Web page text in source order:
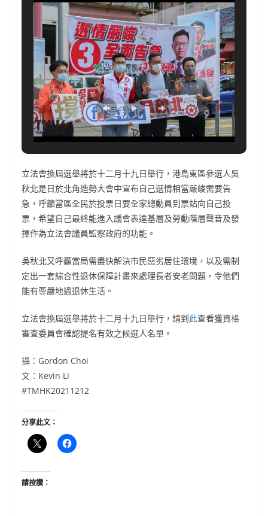
立法會換屆選舉將於十二月十九日舉行，港島東區參選人吳
秋北是日於北角造勢大會中宣布自己選情相當嚴峻需要告
急，呼籲當區全民於投票日要全家總動員到票站向自己投
票，希望自己最終能進入議會表達基層及勞動階層聲音及發
揮作為立法會議員監察政府的功能。
吳秋北又呼籲當局需盡快解決市民惡劣居住環境，以及需制
定出一套綜合性退休保障計畫來處理長者安老問題，令他們
能有尊嚴地過退休生活。
立法會換屆選舉將於十二月十九日舉行，請到此查看獲資格
審查委員會確認提名有效之候選人名單。
攝：Gordon Choi
文：Kevin Li
#TMHK20211212
分享此文：
請按讚：